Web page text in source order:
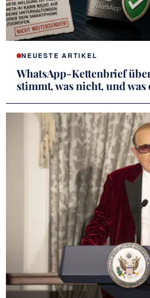
NEUESTE ARTIKEL
WhatsApp-Kettenbrief
stimmt, was nicht, und